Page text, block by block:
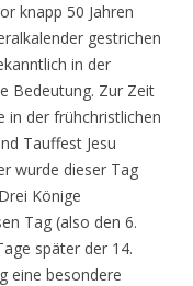
knapp 50 Jahren
gestrichen
in der
Bedeutung. Zur Zeit
in der frühchristlichen
Tauffest Jesu
wurde dieser Tag
Könige
Tag (also den 6.
später der 14.
eine besondere